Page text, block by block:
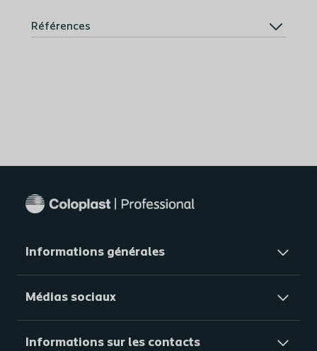
Références
Informations générales​
Médias sociaux
Informations sur les contacts